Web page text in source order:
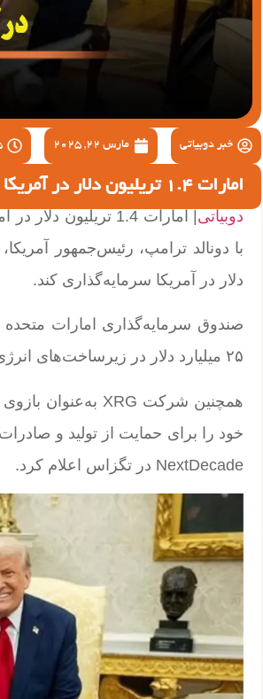
خبر دوبیاتی مارس 22, 2025
امارات 1.4 تریلیون دلار در آمریکا سرمایه گذاری می کند
دوبیاتی
| امارات 1.4
دلار در آمریکا سرمایه‌گذاری کند.
۲۵ میلیارد دلار در زیرساخت‌های انرژی و توسعه دیتاسنترها در آمریکا سرمایه‌گذاری کنند.
خود را برای حمایت از تولید و
NextDecade در تگزاس اعلام کرد.